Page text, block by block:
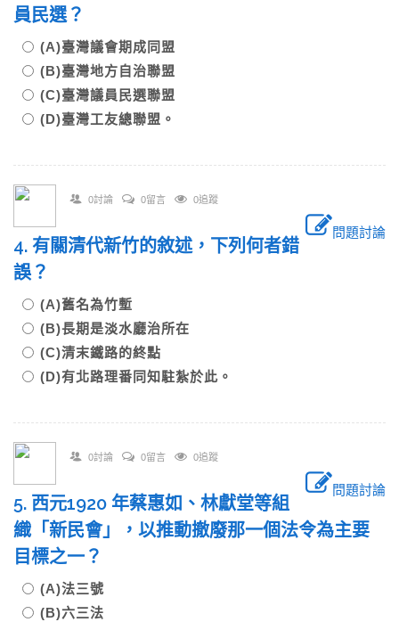
員民選？
(A)臺灣議會期成同盟
(B)臺灣地方自治聯盟
(C)臺灣議員民選聯盟
(D)臺灣工友總聯盟。
0討論 0留言 0追蹤
問題討論
4. 有關清代新竹的敘述，下列何者錯
誤？
(A)舊名為竹塹
(B)長期是淡水廳治所在
(C)清末鐵路的終點
(D)有北路理番同知駐紮於此。
0討論 0留言 0追蹤
問題討論
5. 西元1920 年蔡惠如、林獻堂等組
織「新民會」，以推動撤廢那一個法令為主要
目標之一？
(A)法三號
(B)六三法